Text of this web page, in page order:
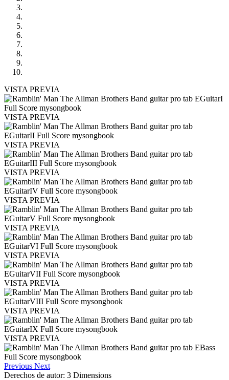
VISTA PREVIA
VISTA PREVIA
VISTA PREVIA
VISTA PREVIA
VISTA PREVIA
VISTA PREVIA
VISTA PREVIA
VISTA PREVIA
VISTA PREVIA
VISTA PREVIA
Previous Next
Derechos de autor: 3 Dimensions